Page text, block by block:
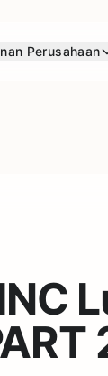
Perusahaan